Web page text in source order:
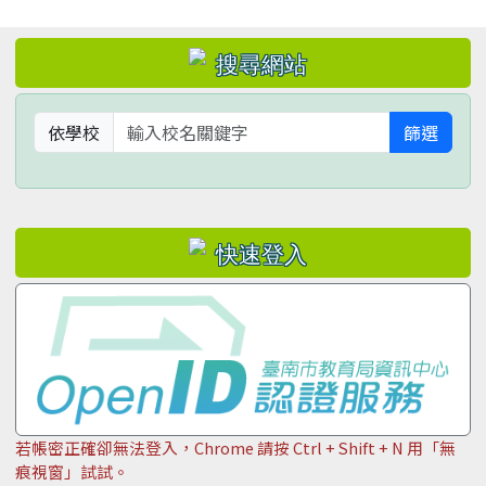
左邊區域內容
依學校 篩選
若帳密正確卻無法登入，Chrome 請按 Ctrl + Shift + N 用「無
痕視窗」試試。